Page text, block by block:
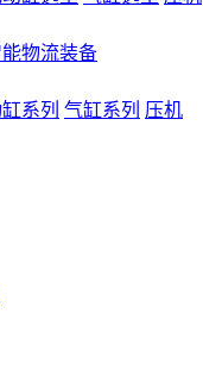
物流装备
系列 气缸系列 压机